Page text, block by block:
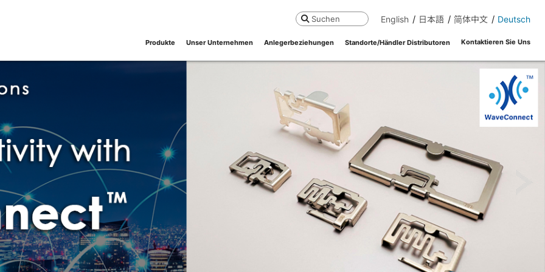
Suchen English 日本語 简体中文 Deutsch
Produkte Unser Unternehmen Anlegerbeziehungen Standorte/Händler Distributoren Kontaktieren Sie Uns